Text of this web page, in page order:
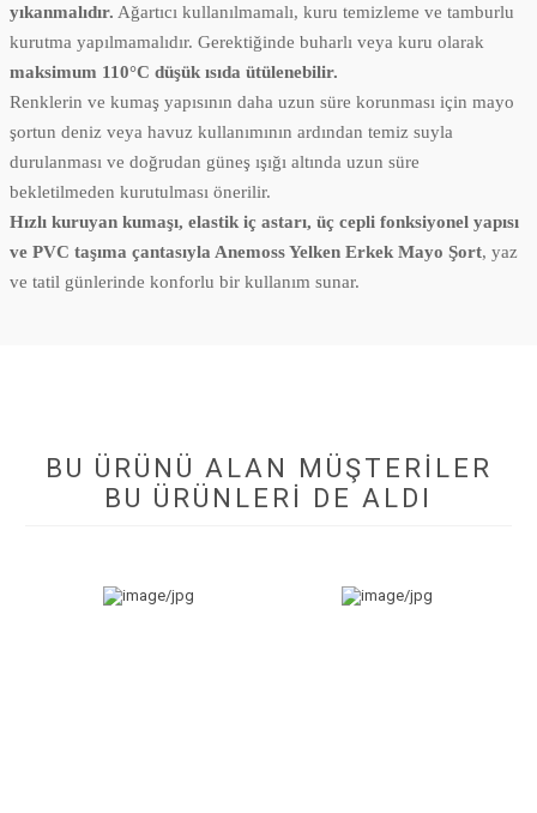
yıkanmalıdır. Ağartıcı kullanılmamalı, kuru temizleme ve tamburlu
kurutma yapılmamalıdır. Gerektiğinde buharlı veya kuru olarak
maksimum 110°C düşük ısıda ütülenebilir.
Renklerin ve kumaş yapısının daha uzun süre korunması için mayo
şortun deniz veya havuz kullanımının ardından temiz suyla
durulanması ve doğrudan güneş ışığı altında uzun süre
bekletilmeden kurutulması önerilir.
Hızlı kuruyan kumaşı, elastik iç astarı, üç cepli fonksiyonel yapısı
ve PVC taşıma çantasıyla Anemoss Yelken Erkek Mayo Şort, yaz
ve tatil günlerinde konforlu bir kullanım sunar.
BU ÜRÜNÜ ALAN MÜŞTERILER
BU ÜRÜNLERI DE ALDI